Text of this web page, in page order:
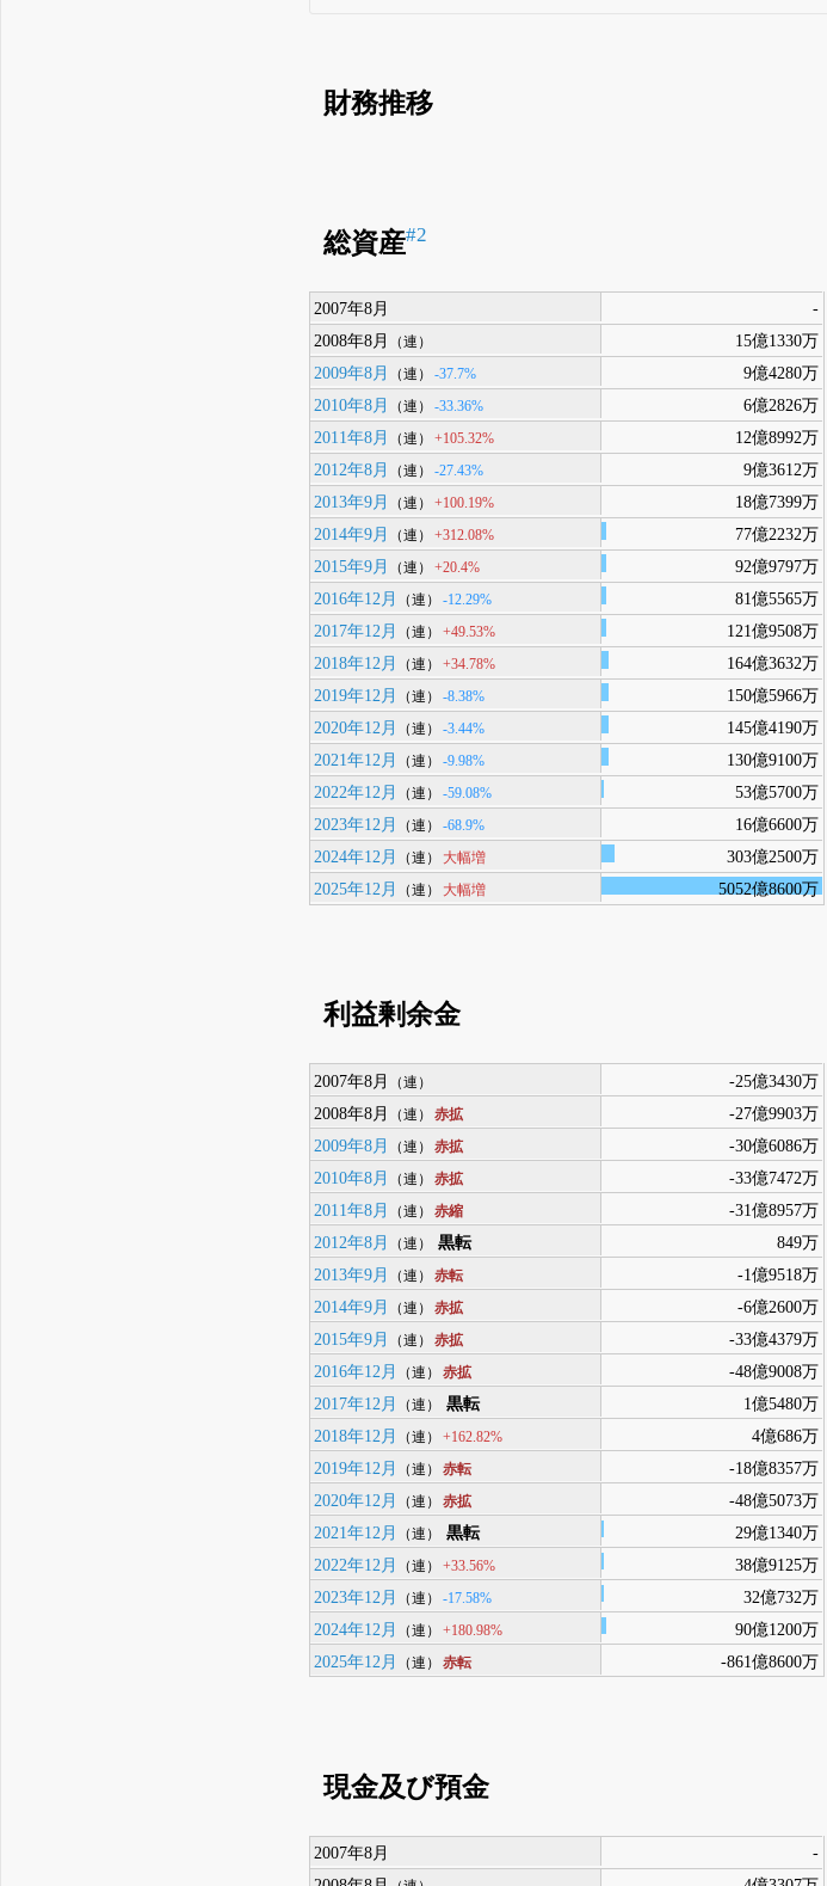
財務推移
総資産#2
2007年8月
-
2008年8月
（連）
15億1330万
2009年8月
（連） -37.7%
9億4280万
2010年8月
（連） -33.36%
6億2826万
2011年8月
（連） +105.32%
12億8992万
2012年8月
（連） -27.43%
9億3612万
2013年9月
（連） +100.19%
18億7399万
2014年9月
（連） +312.08%
77億2232万
2015年9月
（連） +20.4%
92億9797万
2016年12月
（連） -12.29%
81億5565万
2017年12月
（連） +49.53%
121億9508万
2018年12月
（連） +34.78%
164億3632万
2019年12月
（連） -8.38%
150億5966万
2020年12月
（連） -3.44%
145億4190万
2021年12月
（連） -9.98%
130億9100万
2022年12月
（連） -59.08%
53億5700万
2023年12月
（連） -68.9%
16億6600万
2024年12月
（連） 大幅増
303億2500万
2025年12月
（連） 大幅増 5052億8600万
利益剰余金
2007年8月 （連）
-25億3430万
2008年8月
（連） 赤拡
-27億9903万
2009年8月
（連） 赤拡
-30億6086万
2010年8月
（連） 赤拡
-33億7472万
2011年8月
（連） 赤縮
-31億8957万
2012年8月
（連） 黒転
849万
2013年9月
（連） 赤転
-1億9518万
2014年9月
（連） 赤拡
-6億2600万
2015年9月
（連） 赤拡
-33億4379万
2016年12月
（連） 赤拡
-48億9008万
2017年12月
（連） 黒転
1億5480万
2018年12月
（連） +162.82%
4億686万
2019年12月
（連） 赤転
-18億8357万
2020年12月
（連） 赤拡
-48億5073万
2021年12月
（連） 黒転
29億1340万
2022年12月
（連） +33.56%
38億9125万
2023年12月
（連） -17.58%
32億732万
2024年12月
（連） +180.98%
90億1200万
2025年12月
（連） 赤転 -861億8600万
現金及び預金
2007年8月
-